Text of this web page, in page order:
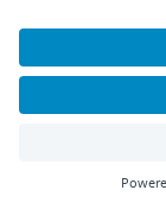
Den aktuellen
Den Status